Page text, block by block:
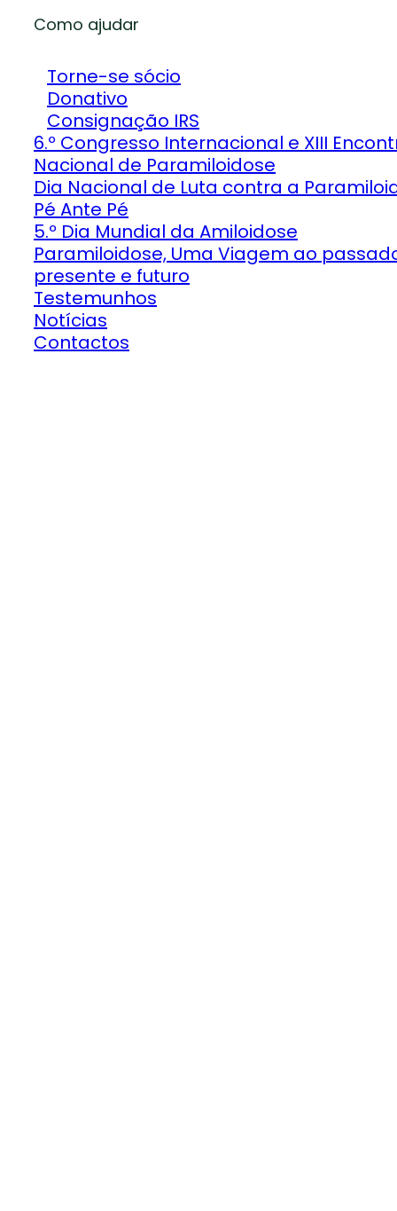
Como ajudar
Torne-se sócio
Donativo
Consignação IRS
6.º Congresso Internacional e XIII
Nacional de Paramiloidose
Dia Nacional de Luta contra a
Pé Ante Pé
5.º Dia Mundial da Amiloidose
Paramiloidose, Uma Viagem ao
presente e futuro
Testemunhos
Notícias
Contactos